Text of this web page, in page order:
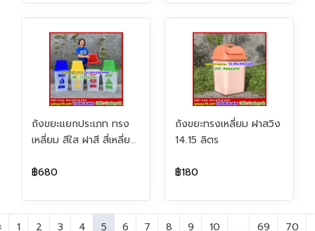
ถังขยะแยกประเภท ทรง
เหลี่ยม สีใส ฝาสี สี่เหลี่ยม
฿680
ถังขยะทรงเหลี่ยม ฝาสวิง
14.15 ลิตร
฿180
1 2 3 4 5 6 7 8 9 10 69 70